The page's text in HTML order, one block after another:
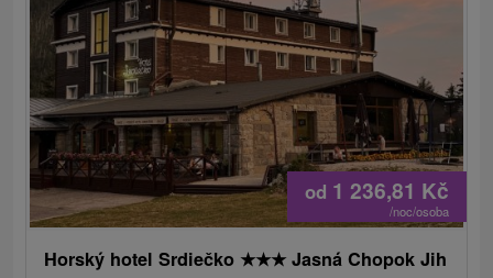
od 1 236,81 Kč
/noc/osoba
Horský hotel Srdiečko ★★★ Jasná Chopok Jih